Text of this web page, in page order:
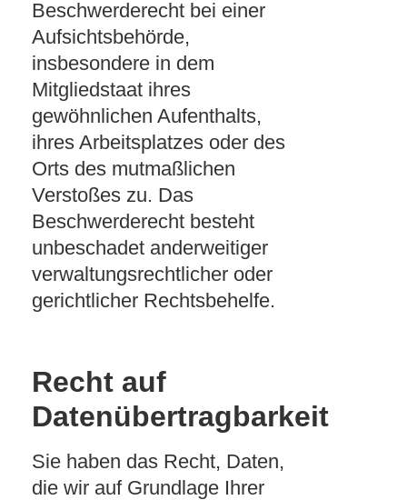
Beschwerderecht bei einer
Aufsichtsbehörde,
insbesondere in dem
Mitgliedstaat ihres
gewöhnlichen Aufenthalts,
ihres Arbeitsplatzes oder des
Orts des mutmaßlichen
Verstoßes zu. Das
Beschwerderecht besteht
unbeschadet anderweitiger
verwaltungsrechtlicher oder
gerichtlicher Rechtsbehelfe.
Recht auf
Datenübertragbarkeit
Sie haben das Recht, Daten,
die wir auf Grundlage Ihrer